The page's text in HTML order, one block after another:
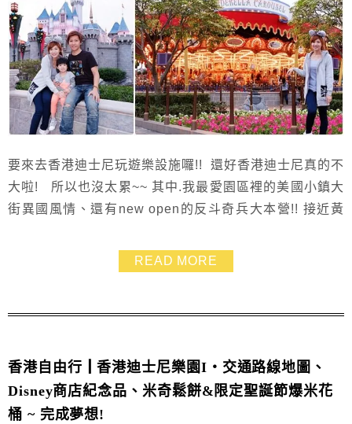
要來去香港迪士尼玩遊樂設施囉!! 還好香港迪士尼真的不
大啦! 所以也沒太累~~ 其中.我最愛園區裡的美國小鎮大
街異國風情、還有new open的反斗奇兵大本營!! 接近黃
城堡都像換上新衣服.我們好像真的來到了童話世界一般
READ MORE
香港自由行┃香港迪士尼樂園I‧交通路線地圖、
Disney商店紀念品、米奇鬆餅&限定聖誕節爆米花
桶 ~ 完成夢想!